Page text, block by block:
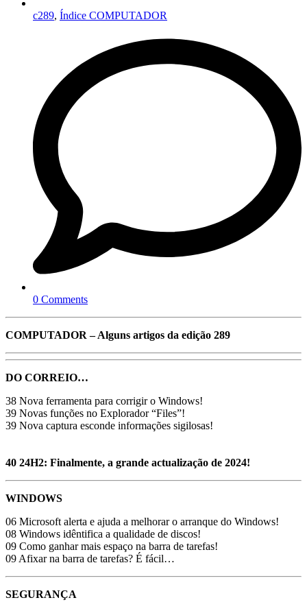
c289, Índice COMPUTADOR
0 Comments
COMPUTADOR – Alguns artigos da edição 289
DO CORREIO…
38 Nova ferramenta para corrigir o Windows!
39 Novas funções no Explorador “Files”!
39 Nova captura esconde informações sigilosas!
40 24H2: Finalmente, a grande actualização de 2024!
WINDOWS
06 Microsoft alerta e ajuda a melhorar o arranque do Windows!
08 Windows idêntifica a qualidade de discos!
09 Como ganhar mais espaço na barra de tarefas!
09 Afixar na barra de tarefas? É fácil…
SEGURANÇA